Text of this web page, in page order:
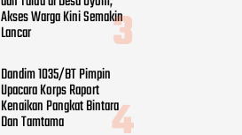
Akses Warga Kini Semakin
Lancar
Dandim 1035/BT Pimpin
Upacara Korps Raport
Kenaikan Pangkat Bintara
Dan Tamtama